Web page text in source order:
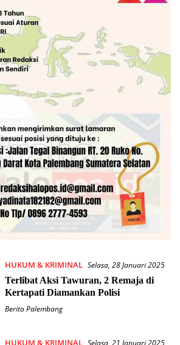
HUKUM & KRIMINAL Selasa, 28 Januari 2025
Terlibat Aksi Tawuran, 2 Remaja di
Kertapati Diamankan Polisi
Berita Palembang
HUKUM & KRIMINAL Selasa, 21 Januari 2025